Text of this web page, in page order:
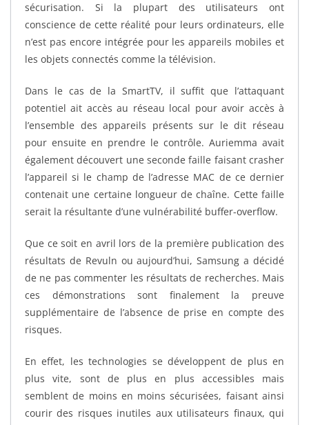
sécurisation. Si la plupart des utilisateurs ont
conscience de cette réalité pour leurs ordinateurs, elle
n’est pas encore intégrée pour les appareils mobiles et
les objets connectés comme la télévision.
Dans le cas de la SmartTV, il suffit que l’attaquant
potentiel ait accès au réseau local pour avoir accès à
l’ensemble des appareils présents sur le dit réseau
pour ensuite en prendre le contrôle. Auriemma avait
également découvert une seconde faille faisant crasher
l’appareil si le champ de l’adresse MAC de ce dernier
contenait une certaine longueur de chaîne. Cette faille
serait la résultante d’une vulnérabilité buffer-overflow.
Que ce soit en avril lors de la première publication des
résultats de Revuln ou aujourd’hui, Samsung a décidé
de ne pas commenter les résultats de recherches. Mais
ces démonstrations sont finalement la preuve
supplémentaire de l’absence de prise en compte des
risques.
En effet, les technologies se développent de plus en
plus vite, sont de plus en plus accessibles mais
semblent de moins en moins sécurisées, faisant ainsi
courir des risques inutiles aux utilisateurs finaux, qui